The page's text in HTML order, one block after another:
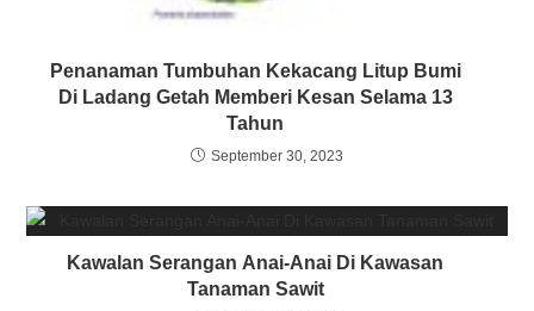
Penanaman Tumbuhan Kekacang Litup Bumi
Di Ladang Getah Memberi Kesan Selama 13
Tahun
September 30, 2023
Kawalan Serangan Anai-Anai Di Kawasan
Tanaman Sawit